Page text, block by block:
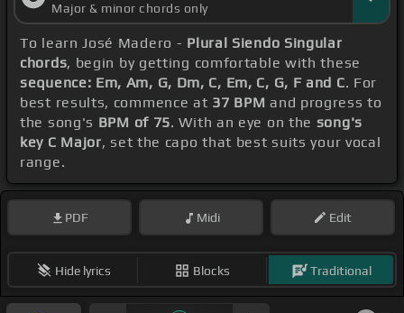
Major & minor chords only
To learn José Madero - Plural Siendo Singular
chords, begin by getting comfortable with these
sequence: Em, Am, G, Dm, C, Em, C, G, F and C. For
best results, commence at 37 BPM and progress to
the song's BPM of 75. With an eye on the song's
key C Major, set the capo that best suits your vocal
range.
PDF Midi Edit
Hide lyrics Blocks Traditional